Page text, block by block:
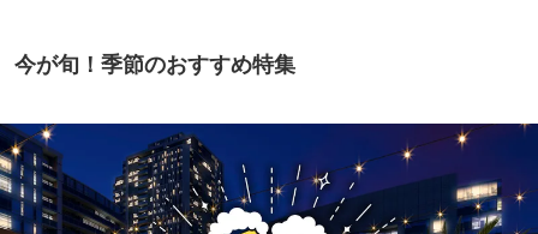
今が旬！季節のおすすめ特集